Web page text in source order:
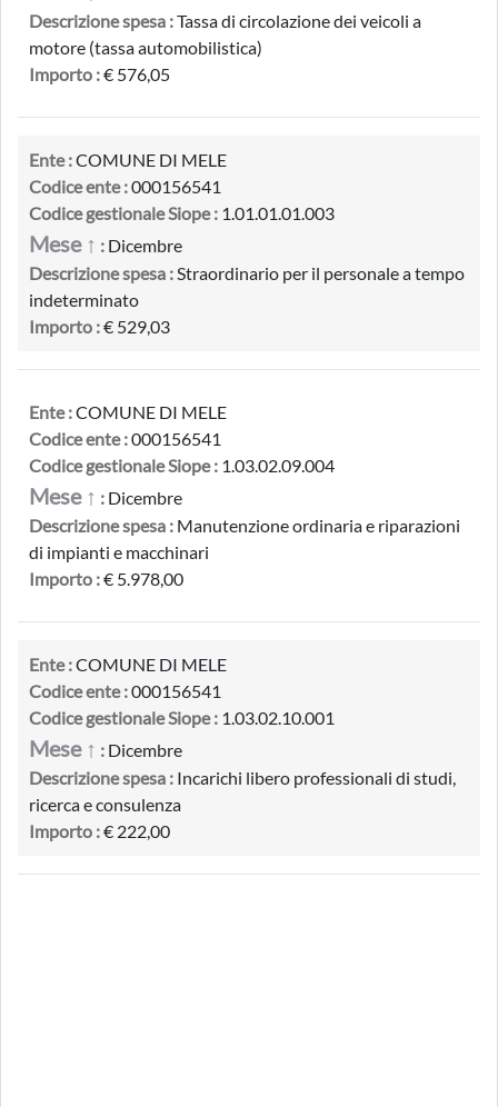
Descrizione spesa :Tassa di circolazione dei veicoli a
motore (tassa automobilistica)
Importo :€ 576,05
Ente :COMUNE DI MELE
Codice ente :000156541
Codice gestionale Siope : 1.01.01.01.003
Mese ↑ : Dicembre
Descrizione spesa :Straordinario per il personale a tempo
indeterminato
Importo :€ 529,03
Ente :COMUNE DI MELE
Codice ente :000156541
Codice gestionale Siope : 1.03.02.09.004
Mese ↑ : Dicembre
Descrizione spesa : Manutenzione ordinaria e riparazioni
di impianti e macchinari
Importo :€ 5.978,00
Ente :COMUNE DI MELE
Codice ente :000156541
Codice gestionale Siope : 1.03.02.10.001
Mese ↑ : Dicembre
Descrizione spesa : Incarichi libero professionali di studi,
ricerca e consulenza
Importo :€ 222,00